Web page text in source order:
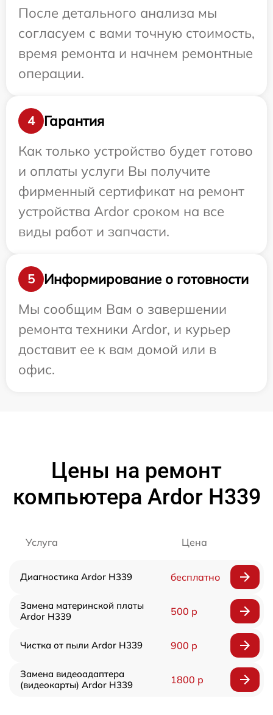
После детального анализа мы
согласуем с вами точную стоимость,
время ремонта и начнем ремонтные
операции.
4
Гарантия
Как только устройство будет готово
и оплаты услуги Вы получите
фирменный сертификат на ремонт
устройства Ardor сроком на все
виды работ и запчасти.
5
Информирование о готовности
Мы сообщим Вам о завершении
ремонта техники Ardor, и курьер
доставит ее к вам домой или в
офис.
Цены на ремонт
компьютера Ardor H339
Услуга Цена
Диагностика Ardor H339 бесплатно
Замена материнской платы
Ardor H339
500 р
Чистка от пыли Ardor H339 900 р
Замена видеоадаптера
(видеокарты) Ardor H339
1800 р